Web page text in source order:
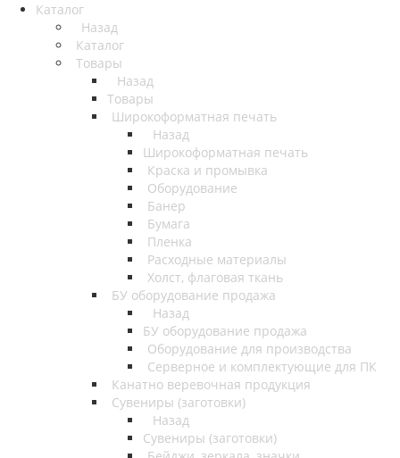
Каталог
Назад
Каталог
Товары
Назад
Товары
Широкоформатная печать
Назад
Широкоформатная печать
Краска и промывка
Оборудование
Банер
Бумага
Пленка
Расходные материалы
Холст, флаговая ткань
БУ оборудование продажа
Назад
БУ оборудование продажа
Оборудование для производства
Серверное и комплектующие для ПК
Канатно веревочная продукция
Сувениры (заготовки)
Назад
Сувениры (заготовки)